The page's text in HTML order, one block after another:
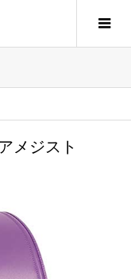
メジスト